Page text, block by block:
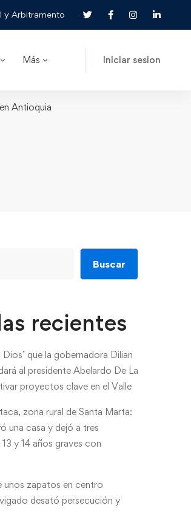
y Arbitramento
Más Iniciar sesion
Antioquia
Buscar
recientes
que la gobernadora Dilian
al presidente Abelardo De La
proyectos clave en el Valle
zona rural de Santa Marta:
una casa y dejó a tres
y 14 años graves con
zapatos en centro
desató persecución y